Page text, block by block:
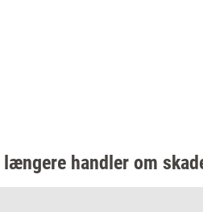
læn­ge­re hand­ler om